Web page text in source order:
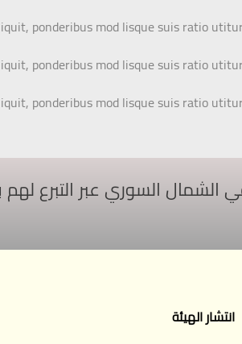
ponderibus mod lisque suis ratio
ponderibus mod lisque suis ratio
ponderibus mod lisque suis ratio
السوري عبر التبرع لهم
انتشار الهيئة